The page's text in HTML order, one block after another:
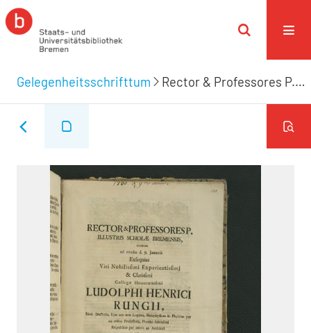
Gelegenheitsschrifttum Rector & Professores P. Illustris Scholæ Bremensis, invitant ad eundas d. 9. Januarii Exsequias Viri Nobilissimi Experientissimi & Clarissimi Collegæ Honoratissimi Ludolphi Henrici Rungii, Med. Doctoris, Ejus nec non Logices, Metaphysices & Physices per 44 annos Professoris, Practici felicissimi, Reipublicæ per 41. annos Archiatri & totius Gymnasii Senioris